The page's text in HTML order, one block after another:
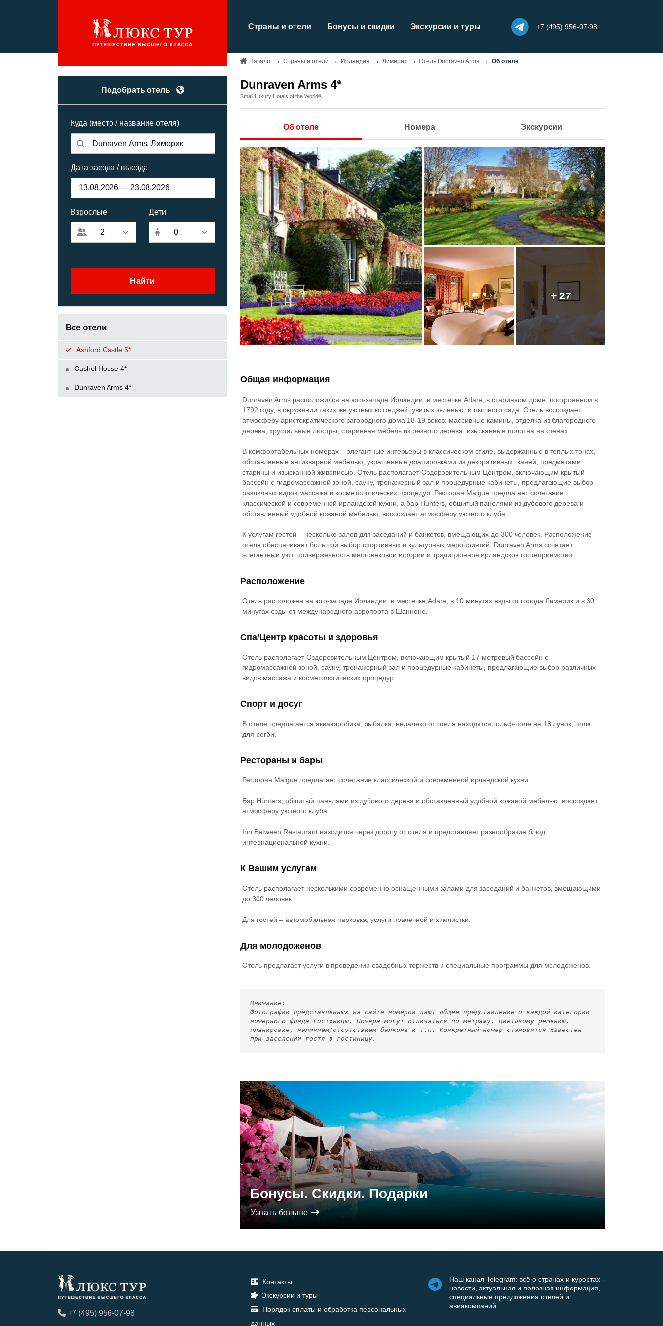
Страны и отели Бонусы и скидки Экскурсии и туры +7 (495) 956-07-98
Подобрать отель
Куда (место / название отеля)
Дата заезда / выезда
Взрослые Дети
Найти
Все отели
Ashford Castle 5*
Cashel House 4*
Dunraven Arms 4*
Начало Страны и отели Ирландия Лимерик Отель Dunraven Arms Об отеле
Dunraven Arms 4*
Small Luxury Hotels of the World®
Об отеле Номера Экскурсии
27
Общая информация
Dunraven Arms расположился на юго-западе Ирландии, в местечке Adare, в старинном доме, построенном в
1792 году, в окружении таких же уютных коттеджей, увитых зеленью, и пышного сада. Отель воссоздает
атмосферу аристократического загородного дома 18-19 веков: массивные камины, отделка из благородного
дерева, хрустальные люстры, старинная мебель из резного дерева, изысканные полотна на стенах.
В комфортабельных номерах – элегантные интерьеры в классическом стиле, выдержанные в теплых тонах,
обставленные антикварной мебелью, украшенные драпировками из декоративных тканей, предметами
старины и изысканной живописью. Отель располагает Оздоровительным Центром, включающим крытый
бассейн с гидромассажной зоной, сауну, тренажерный зал и процедурные кабинеты, предлагающие выбор
различных видов массажа и косметологических процедур. Ресторан Maigue предлагает сочетание
классической и современной ирландской кухни, а бар Hunters, обшитый панелями из дубового дерева и
обставленный удобной кожаной мебелью, воссоздает атмосферу уютного клуба.
К услугам гостей – несколько залов для заседаний и банкетов, вмещающих до 300 человек. Расположение
отеля обеспечивает большой выбор спортивных и культурных мероприятий. Dunraven Arms сочетает
элегантный уют, приверженность многовековой истории и традиционное ирландское гостеприимство.
Расположение
Отель расположен на юго-западе Ирландии, в местечке Adare, в 10 минутах езды от города Лимерик и в 30
минутах езды от международного аэропорта в Шанноне.
Спа/Центр красоты и здоровья
Отель располагает Оздоровительным Центром, включающим крытый 17-метровый бассейн с
гидромассажной зоной, сауну, тренажерный зал и процедурные кабинеты, предлагающие выбор различных
видов массажа и косметологических процедур.
Спорт и досуг
В отеле предлагается аквааэробика, рыбалка, недалеко от отеля находятся гольф-поле на 18 лунок, поле
для регби,
Рестораны и бары
Ресторан Maigue предлагает сочетание классической и современной ирландской кухни.
Бар Hunters, обшитый панелями из дубового дерева и обставленный удобной кожаной мебелью, воссоздает
атмосферу уютного клуба.
Inn Between Restaurant находится через дорогу от отеля и представляет разнообразие блюд
интернациональной кухни.
К Вашим услугам
Отель располагает несколькими современно оснащенными залами для заседаний и банкетов, вмещающими
до 300 человек.
Для гостей – автомобильная парковка, услуги прачечной и химчистки.
Для молодоженов
Отель предлагает услуги в проведении свадебных торжеств и специальные программы для молодоженов.
Внимание:
Фотографии представленных на сайте номеров дают общее представление о каждой категории
номерного фонда гостиницы. Номера могут отличаться по метражу, цветовому решению,
планировке, наличием/отсутствием балкона и т.п. Конкретный номер становится известен
при заселении гостя в гостиницу.
Бонусы. Скидки. Подарки
Узнать больше
+7 (495) 956-07-98
Контакты
Экскурсии и туры
Порядок оплаты и обработка персональных
данных
Наш канал Telegram: всё о странах и курортах -
новости, актуальная и полезная информация,
специальные предложения отелей и
авиакомпаний.